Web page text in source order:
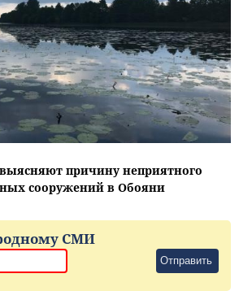
причину неприятного
сооружений в Обояни
СМИ
Отправить